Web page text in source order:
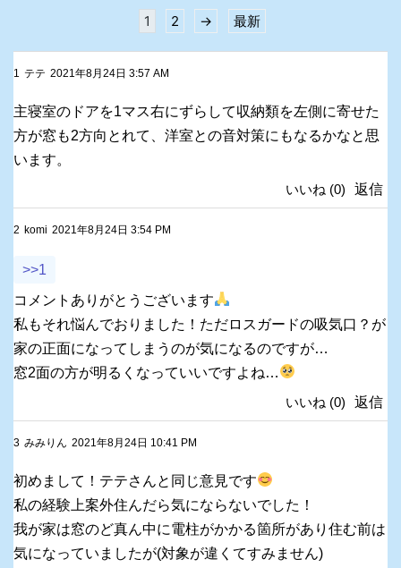
1 2 → 最新
1 テテ 2021年8月24日 3:57 AM
主寝室のドアを1マス右にずらして収納類を左側に寄せた
方が窓も2方向とれて、洋室との音対策にもなるかなと思
います。
返信
いいね (0)
2 komi 2021年8月24日 3:54 PM
>>1
コメントありがとうございます
私もそれ悩んでおりました！ただロスガードの吸気口？が
家の正面になってしまうのが気になるのですが…
窓2面の方が明るくなっていいですよね…
返信
いいね (0)
3 みみりん 2021年8月24日 10:41 PM
初めまして！テテさんと同じ意見です
私の経験上案外住んだら気にならないでした！
我が家は窓のど真ん中に電柱がかかる箇所があり住む前は
気になっていましたが(対象が違くてすみません)